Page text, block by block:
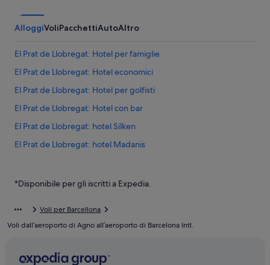
AlloggiVoliPacchettiAutoAltro
El Prat de Llobregat: Hotel per famiglie
El Prat de Llobregat: Hotel economici
El Prat de Llobregat: Hotel per golfisti
El Prat de Llobregat: Hotel con bar
El Prat de Llobregat: hotel Silken
El Prat de Llobregat: hotel Madanis
El Prat de Llobregat: hotel a 5 stelle
Barcellona: hotel
Stazione del Terminal 1 dell’Aeroporto: hotel nelle vicinanze
*Disponibile per gli iscritti a Expedia.
Voli per Barcellona
Voli dall’aeroporto di Agno all’aeroporto di Barcelona Intl.